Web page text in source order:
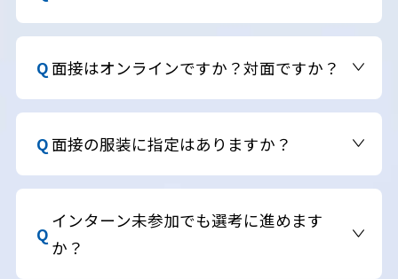
種が異なるため、志望動機や応募内容が重複しな
いようご注意ください。
書類選考 → 面接（複数回）→ 内定、が基本の流れ
です。職種や配属希望企業によって一部異なる場合
があります。
面接はオンラインですか？対面ですか？
選考の初期段階ではオンライン面接を行う場合が
ありますが、選考過程のいずれかでご来社をお願
いしております。
面接の服装に指定はありますか？
指定はございません。スーツでもカジュアルでも構
いません。ご自身らしい服装でご参加ください。
インターン未参加でも選考に進めます
か？